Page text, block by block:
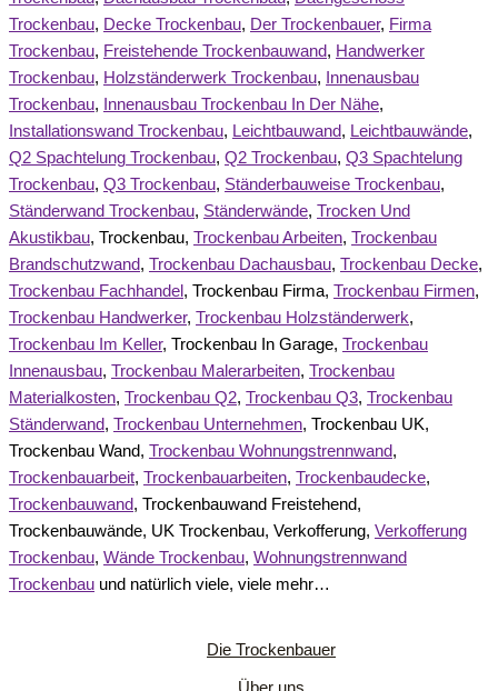
Trockenbau, Decke Trockenbau, Der Trockenbauer, Firma
Trockenbau, Freistehende Trockenbauwand, Handwerker
Trockenbau, Holzständerwerk Trockenbau,
Innenausbau
Trockenbau, Innenausbau Trockenbau In Der Nähe,
Installationswand Trockenbau, Leichtbauwand, Leichtbauwände,
Q2 Spachtelung Trockenbau, Q2 Trockenbau, Q3 Spachtelung
Trockenbau, Q3 Trockenbau, Ständerbauweise Trockenbau,
Ständerwand Trockenbau, Ständerwände, Trocken Und
Akustikbau, Trockenbau, Trockenbau Arbeiten, Trockenbau
Brandschutzwand, Trockenbau Dachausbau, Trockenbau Decke,
Trockenbau Fachhandel , Trockenbau Firma, Trockenbau Firmen,
Trockenbau Handwerker, Trockenbau Holzständerwerk,
Trockenbau Im Keller, Trockenbau In Garage, Trockenbau
Innenausbau, Trockenbau Malerarbeiten, Trockenbau
Materialkosten, Trockenbau Q2, Trockenbau Q3, Trockenbau
Ständerwand, Trockenbau Unternehmen, Trockenbau UK,
Trockenbau Wand, Trockenbau Wohnungstrennwand,
Trockenbauarbeit, Trockenbauarbeiten, Trockenbaudecke,
Trockenbauwand, Trockenbauwand Freistehend,
Trockenbauwände, UK Trockenbau, Verkofferung, Verkofferung
Trockenbau, Wände Trockenbau, Wohnungstrennwand
Trockenbau und natürlich viele, viele mehr…
Die Trockenbauer